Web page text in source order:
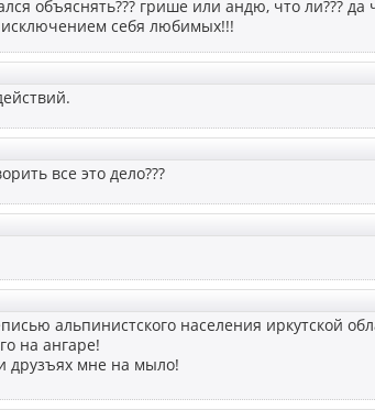
объяснять??? грише или андю, что ли???
исключением себя любимых!!!
все это дело???
альпинистского населения иркутской
на ангаре!
друзъях мне на мыло!